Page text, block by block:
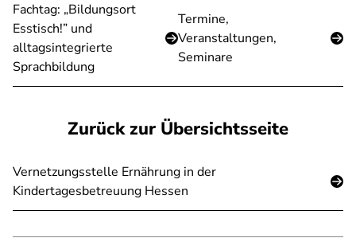
Fachtag: „Bildungsort
Esstisch!” und
alltagsintegrierte
Sprachbildung
Termine,
Veranstaltungen,
Seminare
Zurück zur Übersichtsseite
Vernetzungsstelle Ernährung in der
Kindertagesbetreuung Hessen